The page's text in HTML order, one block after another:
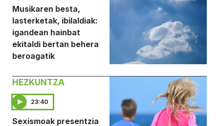
Musikaren besta,
lasterketak, ibilaldiak:
igandean hainbat
ekitaldi bertan behera
beroagatik
HEZKUNTZA
23:40
Sexismoak presentzia